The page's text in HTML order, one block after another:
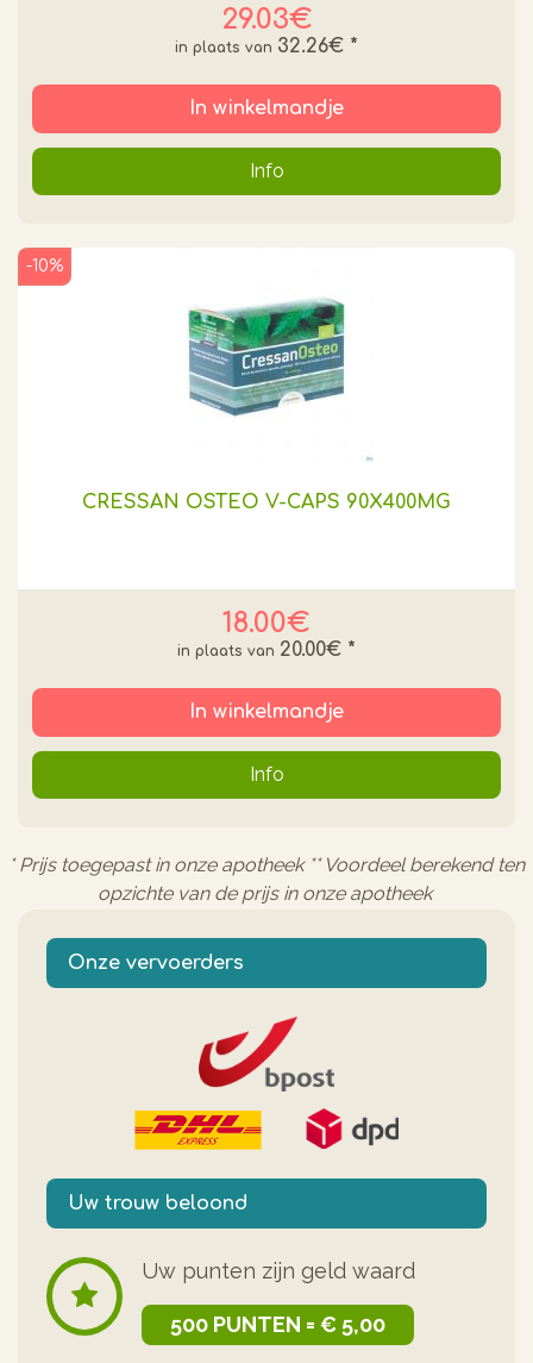
29.03€
32.26€ *
In winkelmandje
Info
CRESSAN OSTEO V-CAPS 90X400MG
18.00€
-10%
20.00€ *
In winkelmandje
Info
* Prijs toegepast in onze apotheek ** Voordeel berekend ten
opzichte van de prijs in onze apotheek
Onze vervoerders
Uw trouw beloond
Uw punten zijn geld waard
500 PUNTEN = € 5,00